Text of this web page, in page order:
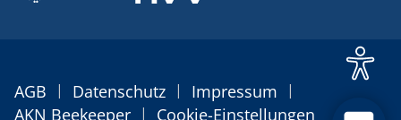
AGB | Datenschutz | Impressum |
AKN Beekeeper | Cookie-Einstellungen